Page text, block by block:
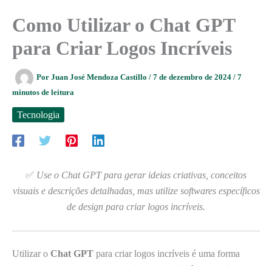
Como Utilizar o Chat GPT
para Criar Logos Incríveis
Por Juan José Mendoza Castillo / 7 de dezembro de 2024 / 7
minutos de leitura
Tecnologia
✅ Use o Chat GPT para gerar ideias criativas, conceitos
visuais e descrições detalhadas, mas utilize softwares específicos
de design para criar logos incríveis.
Utilizar o Chat GPT para criar logos incríveis é uma forma